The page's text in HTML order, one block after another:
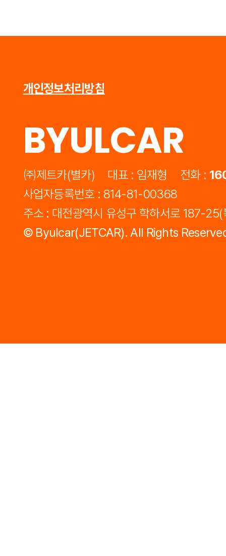
개인정보처리방침
BYULCAR
㈜제트카(별카) 대표 : 임재형 전화 :
사업자등록번호 : 814-81-00368
주소 : 대전광역시 유성구 학하서로 187-25(
© Byulcar(JETCAR). All Rights